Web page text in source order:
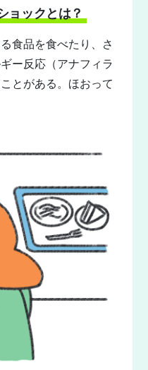
ョックとは？
食品を食べたり、さ
ー反応（アナフィラ
とがある。ほおって